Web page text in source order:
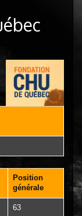
Position
générale
63